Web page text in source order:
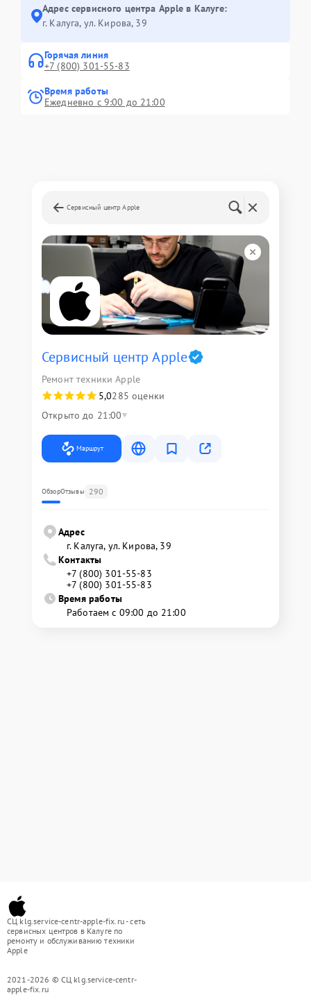
Адрес сервисного центра Apple в Калуге:
г. Калуга, ул. Кирова, 39
Горячая линия
+7 (800) 301-55-83
Время работы
Ежедневно с 9:00 до 21:00
Сервисный центр Apple
Сервисный центр Apple
Ремонт техники Apple
5,0285 оценки
Открыто до 21:00
Маршрут
ОбзорОтзывы 290
Адрес
г. Калуга, ул. Кирова, 39
Контакты
+7 (800) 301-55-83
+7 (800) 301-55-83
Время работы
Работаем с 09:00 до 21:00
СЦ klg.service-centr-apple-fix.ru - сеть
сервисных центров в Калуге по
ремонту и обслуживанию техники
Apple
2021-2026 © СЦ klg.service-centr-
apple-fix.ru